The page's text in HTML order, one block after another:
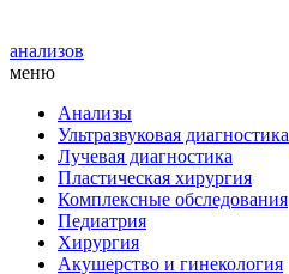
анализов
меню
Анализы
Ультразвуковая диагностика
Лучевая диагностика
Пластическая хирургия
Комплексные обследования
Педиатрия
Хирургия
Акушерство и гинекология